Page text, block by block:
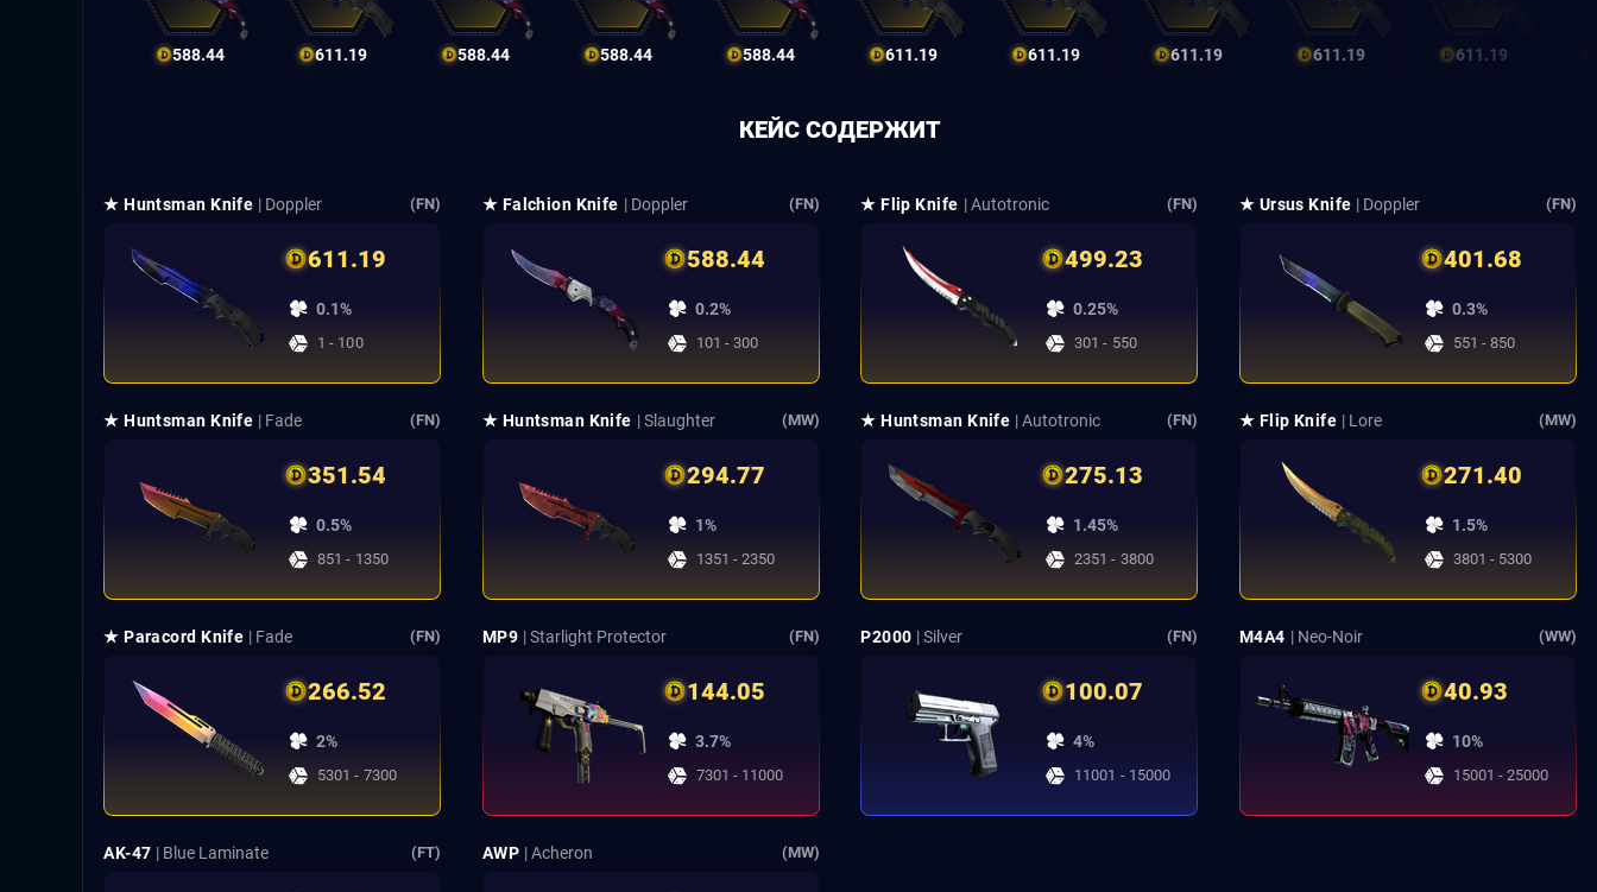
588.44 611.19 588.44 588.44 588.44 611.19 611.19 611.19 611.19 611.19
КЕЙС СОДЕРЖИТ
★ Huntsman Knife | Doppler (FN)
611.19
0.1%
1 - 100
★ Falchion Knife | Doppler (FN)
588.44
0.2%
101 - 300
★ Flip Knife | Autotronic (FN)
499.23
0.25%
301 - 550
★ Ursus Knife | Doppler (FN)
401.68
0.3%
551 - 850
★ Huntsman Knife | Fade (FN)
351.54
0.5%
851 - 1350
★ Huntsman Knife | Slaughter (MW)
294.77
1%
1351 - 2350
★ Huntsman Knife | Autotronic (FN)
275.13
1.45%
2351 - 3800
★ Flip Knife | Lore (MW)
271.40
1.5%
3801 - 5300
★ Paracord Knife | Fade (FN)
266.52
2%
5301 - 7300
MP9 | Starlight Protector (FN)
144.05
3.7%
7301 - 11000
P2000 | Silver (FN)
100.07
4%
11001 - 15000
M4A4 | Neo-Noir (WW)
40.93
10%
15001 - 25000
AK-47 | Blue Laminate (FT) AWP | Acheron (MW)